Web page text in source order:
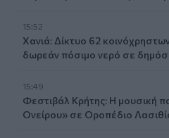
15:52
Χανιά: Δίκτυο 62
δωρεάν πόσιμο νερό σε
15:49
Φεστιβάλ Κρήτης: Η μουσική
Ονείρου» σε Οροπέδιο